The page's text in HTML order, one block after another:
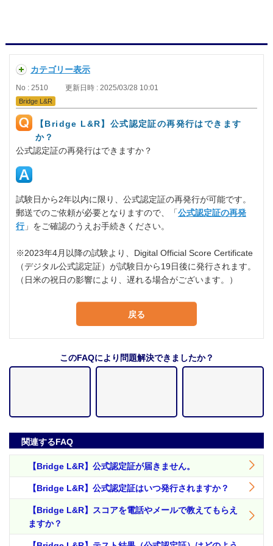
カテゴリー表示
No : 2510 更新日時 : 2025/03/28 10:01
Bridge L&R
【Bridge L&R】公式認定証の再発行はできます
か？
公式認定証の再発行はできますか？
試験日から2年以内に限り、公式認定証の再発行が可能です。
郵送でのご依頼が必要となりますので、「公式認定証の再発
行」をご確認のうえお手続きください。
※2023年4月以降の試験より、Digital Official Score Certificate
（デジタル公式認定証）が試験日から19日後に発行されます。
（日米の祝日の影響により、遅れる場合がございます。）
戻る
このFAQにより問題解決できましたか？
関連するFAQ
【Bridge L&R】公式認定証が届きません。
【Bridge L&R】公式認定証はいつ発行されますか？
【Bridge L&R】スコアを電話やメールで教えてもらえ
ますか？